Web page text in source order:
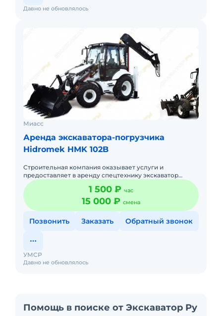
Давно не обновлялось
Миасс
Аренда экскаватора-погрузчика
Hidromek HMK 102B
Строительная компания оказывает услуги и
предоставляет в аренду спецтехнику экскаватор
погрузчик Hidromek 102 (аналог JCB 3CX Contractor,
Terex 860/880 Elite) я
1 500 ₽ час
15 000 ₽ смена
Позвонить Заказать Обратный звонок
Давно не обновлялось
УМСР
Помощь в поиске от Экскаватор Ру